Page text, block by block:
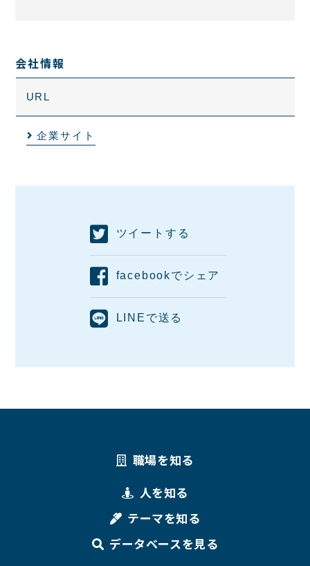
会社情報
URL
企業サイト
ツイートする
facebookでシェア
LINEで送る
職場を知る
人を知る
テーマを知る
データベースを見る